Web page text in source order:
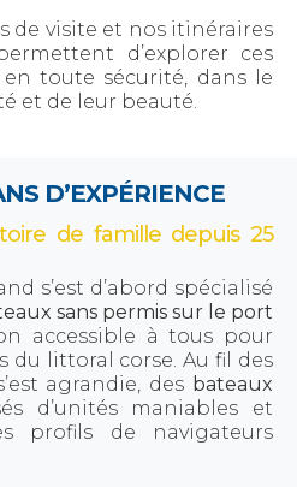
de visite et nos itinéraires
d’explorer ces
toute sécurité, dans le
et de leur beauté.
D’EXPÉRIENCE
de famille depuis 25
s’est d’abord spécialisé
sans permis sur le port
accessible à tous pour
du littoral corse. Au fil des
agrandie, des bateaux
d’unités maniables et
profils de navigateurs